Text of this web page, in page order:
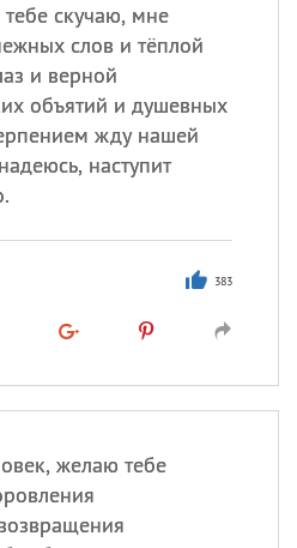
скучаю, мне
слов и тёплой
и верной
объятий и душевных
жду нашей
наступит
383
желаю тебе